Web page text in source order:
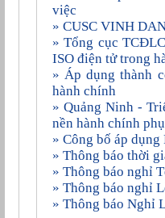
việc
» CUSC VINH
» Tổng cục TCĐLCL đến tham quan và làm việc về việc áp dụng phần mềm
ISO điện tử trong
» Áp dụng thành công ISO điện tử theo TCVN 9001:2015 vào 227 cơ quan
hành chính
» Quảng Ninh - Triển khai hệ thống ISO điện tử: Nâng cao hiệu lực, hiệu quả
nền hành chính
» Công bố áp
» Thông báo thời
» Thông báo nghỉ
» Thông báo nghỉ
» Thông báo